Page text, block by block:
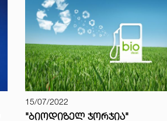
15/07/2022
"ᲑᲘᲝᲓᲘᲖᲔᲚ ᲯᲝᲠᲯᲘᲐ"